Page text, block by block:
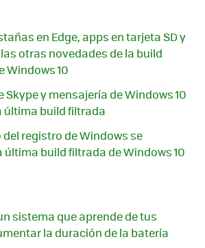
en Edge, apps en tarjeta SD y
otras novedades de la build
Windows 10
Skype y mensajería de Windows 10
última build filtrada
del registro de Windows se
última build filtrada de Windows 10
sistema que aprende de tus
la duración de la batería